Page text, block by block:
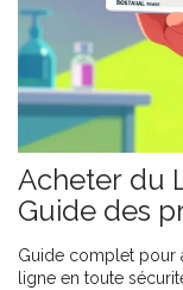
Acheter du
Guide des
Guide complet pour
ligne en toute